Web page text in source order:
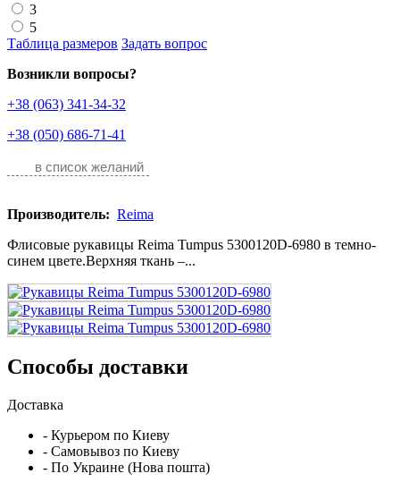
3
5
Таблица размеров Задать вопрос
Возникли вопросы?
+38 (063) 341-34-32
+38 (050) 686-71-41
в список желаний
Производитель: Reima
Флисовые рукавицы Reima Tumpus 5300120D-6980 в темно-
синем цвете.Верхняя ткань –...
Способы доставки
Доставка
- Курьером по Киеву
- Самовывоз по Киеву
- По Украине (Нова пошта)